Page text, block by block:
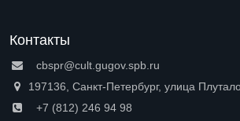
Контакты
cbspr@cult.gugov.spb.ru
197136, Санкт-Петербург, улица
+7 (812) 246 94 98